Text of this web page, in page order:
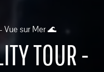
Vue sur Mer 🌊
TOUR -